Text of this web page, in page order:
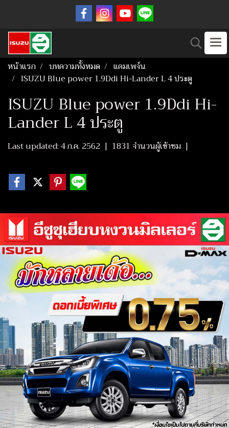
หน้าแรก บทความทั้งหมด
แคมเพจ์น
ISUZU Blue power 1.9Ddi Hi-Lander L 4 ประตู
ISUZU Blue power 1.9Ddi Hi-
Lander L 4 ประตู
Last updated: 4 ก.ค. 2562 | 1831 จำนวนผู้เข้าชม |